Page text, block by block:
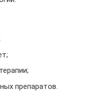
препаратов.